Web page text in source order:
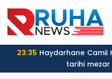
23:35
tarihi mezar